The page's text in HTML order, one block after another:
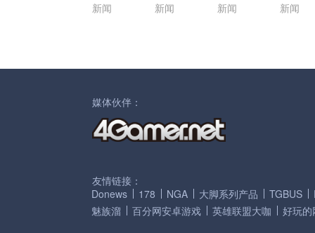
新闻 新闻 新闻 新闻
媒体伙伴：
友情链接：
Donews
178 NGA 大脚系列产品 TGBUS
魅族溜
百分网安卓游戏 英雄联盟大咖 好玩的